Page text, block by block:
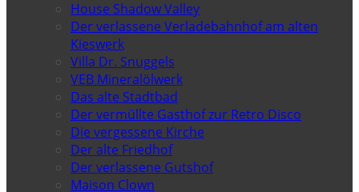
House Shadow Valley
Der verlassene Verladebahnhof am alten
Kieswerk
Villa Dr. Snuggels
VEB Mineralölwerk
Das alte Stadtbad
Der vermüllte Gasthof zur Retro Disco
Die vergessene Kirche
Der alte Friedhof
Der verlassene Gutshof
Maison Clown